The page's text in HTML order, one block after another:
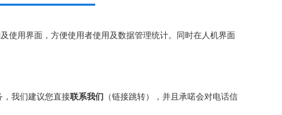
使用界面，方便使用者使用及数据管理统计。同时在人机界面
我们建议您直接联系我们 （链接跳转），并且承喏会对电话信